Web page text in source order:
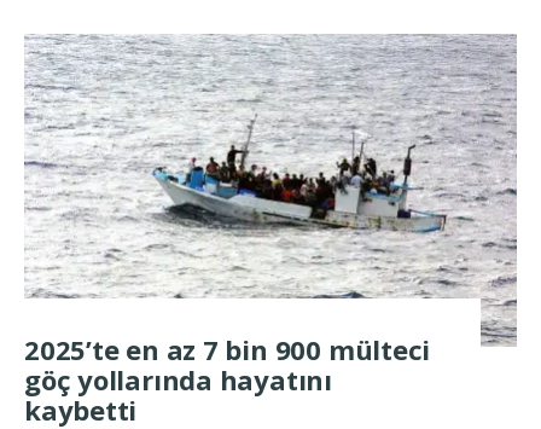
2025’te en az 7 bin 900 mülteci
göç yollarında hayatını
kaybetti